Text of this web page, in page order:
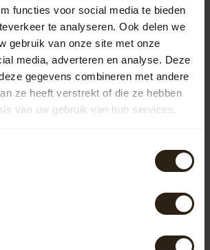
functies voor social media te bieden
te analyseren. Ook delen we
gebruik van onze site met onze
media, adverteren en analyse. Deze
gegevens combineren met andere
ze heeft verstrekt of die ze hebben
van uw gebruik van hun services.
uit